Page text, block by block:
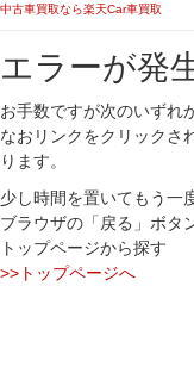
中古車買取なら楽天Car車買取
エラーが発
お手数ですが次のいずれ
なおリンクをクリックさ
ります。
少し時間を置いてもう一
ブラウザの「戻る」ボタ
トップページから探す
>>トップページへ